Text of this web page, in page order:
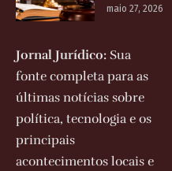
maio 27, 2026
Jornal Jurídico: Sua
fonte completa para as
últimas notícias sobre
política, tecnologia e os
principais
acontecimentos locais e